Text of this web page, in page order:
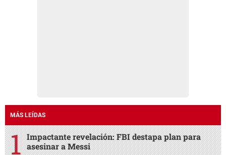
MÁS LEÍDAS
Impactante revelación: FBI destapa plan para
asesinar a Messi